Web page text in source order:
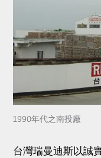
1990年代之南投廠
台灣瑞曼迪斯以誠